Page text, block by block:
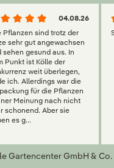
04.08.26
Pflanzen sind trotz der
sehr gut angewachsen
sehen gesund aus. In
Punkt ist Kölle der
weit überlegen,
ich. Allerdings war die
für die Pflanzen
Meinung nach nicht
schonend. Aber sie
es g...
Gartencenter GmbH & Co.